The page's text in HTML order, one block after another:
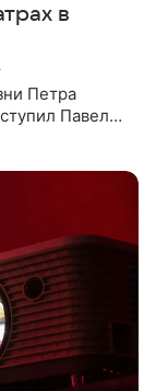
в
Петра
Павел